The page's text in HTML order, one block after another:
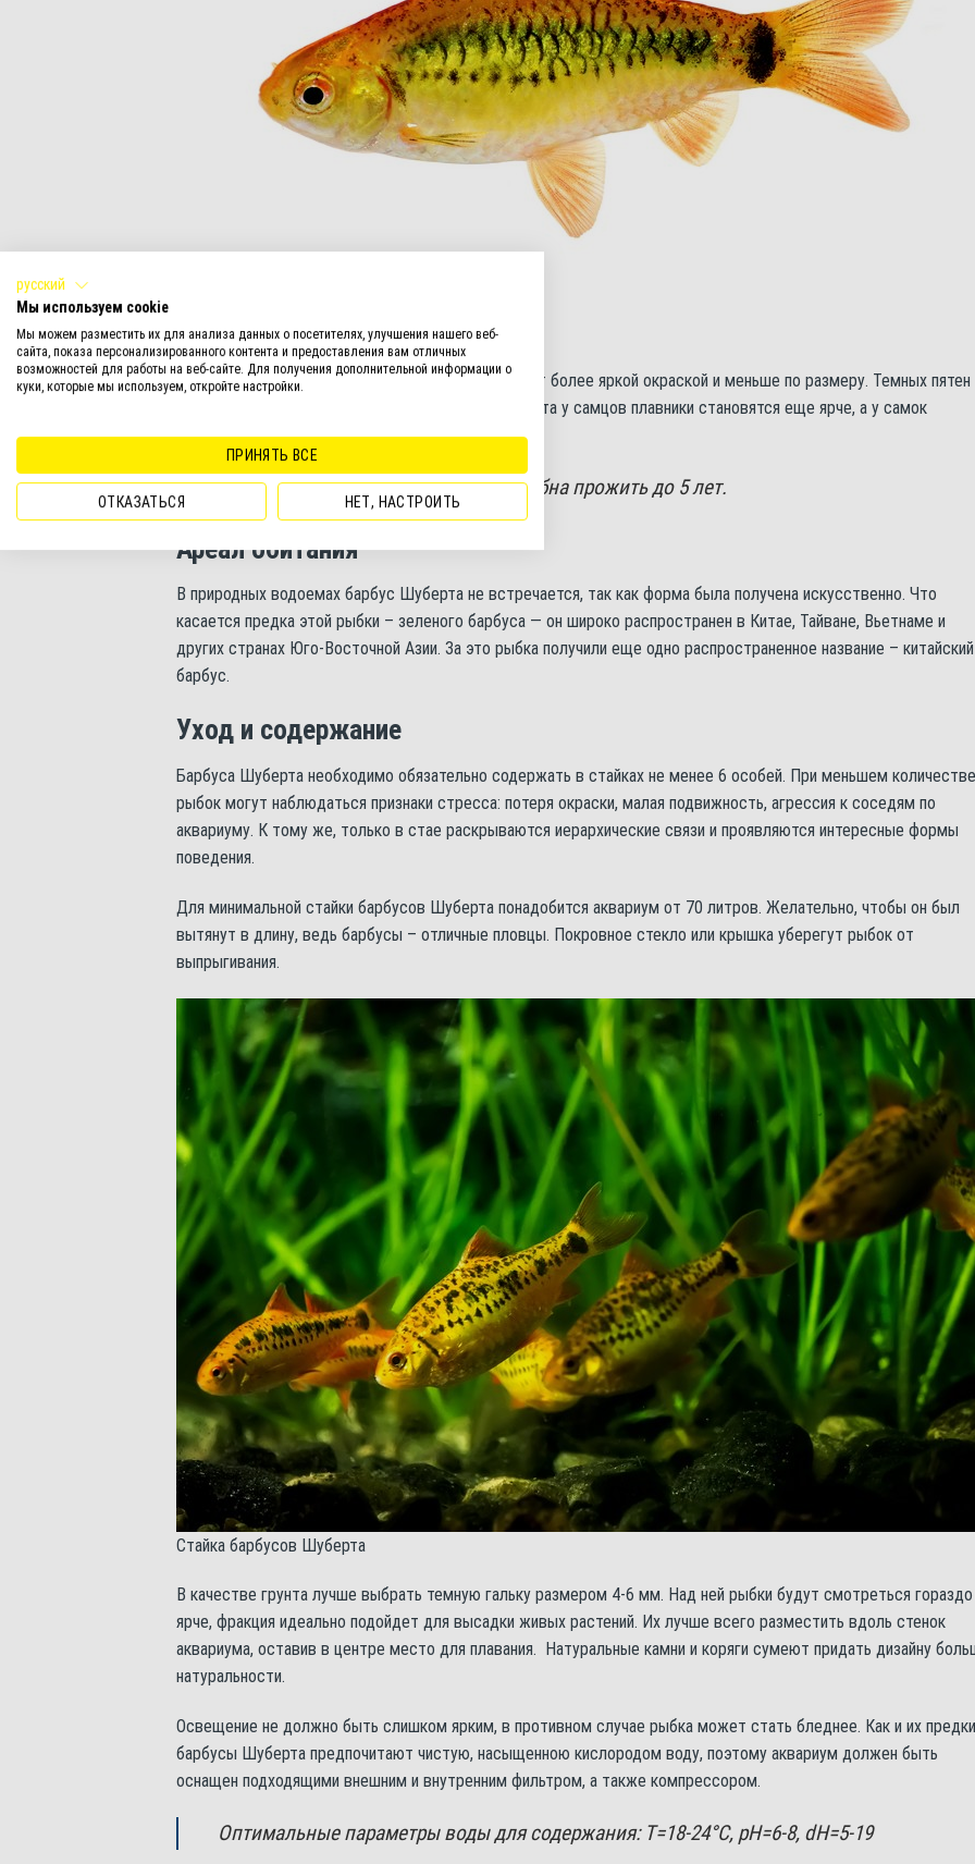
Барбус Шуберта. Внешний вид
Половой диморфизм не выражен. Самцы обладают более яркой окраской и меньше по размеру. Темных пятен
теле у самки зачастую не бывает. Во время нереста у самцов плавники становятся еще ярче, а у самок
округляется брюшко.
В подходящих условиях рыбка способна прожить до 5 лет.
Ареал обитания
В природных водоемах барбус Шуберта не встречается, так как форма была получена искусственно. Что
касается предка этой рыбки – зеленого барбуса — он широко распространен в Китае, Тайване, Вьетнаме и
других странах Юго-Восточной Азии. За это рыбка получили еще одно распространенное название – китайский
барбус.
Уход и содержание
Барбуса Шуберта необходимо обязательно содержать в стайках не менее 6 особей. При меньшем
рыбок могут наблюдаться признаки стресса: потеря окраски, малая подвижность, агрессия к соседям по
аквариуму. К тому же, только в стае раскрываются иерархические связи и проявляются интересные формы
поведения.
Для минимальной стайки барбусов Шуберта понадобится аквариум от 70 литров. Желательно, чтобы он был
вытянут в длину, ведь барбусы – отличные пловцы. Покровное стекло или крышка уберегут рыбок от
выпрыгивания.
Стайка барбусов Шуберта
В качестве грунта лучше выбрать темную гальку размером 4-6 мм. Над ней рыбки будут смотреться гораздо
ярче, фракция идеально подойдет для высадки живых растений. Их лучше всего разместить вдоль стенок
аквариума, оставив в центре место для плавания. Натуральные камни и коряги сумеют придать дизайну
натуральности.
Освещение не должно быть слишком ярким, в противном случае рыбка может стать бледнее. Как и их
барбусы Шуберта предпочитают чистую, насыщенною кислородом воду, поэтому аквариум должен быть
оснащен подходящими внешним и внутренним фильтром, а также компрессором.
Оптимальные параметры воды для содержания: Т=18-24°С, pH=6-8, dH=5-19
русский
Мы используем cookie
Мы можем разместить их для анализа данных о посетителях, улучшения нашего веб-
сайта, показа персонализированного контента и предоставления вам отличных
возможностей для работы на веб-сайте. Для получения дополнительной информации о
куки, которые мы используем, откройте настройки.
ПРИНЯТЬ ВСЕ
ОТКАЗАТЬСЯ НЕТ, НАСТРОИТЬ